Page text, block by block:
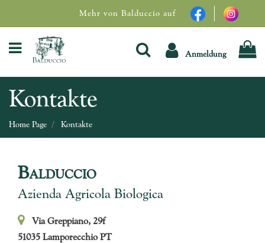
Mehr von Balduccio auf
Open menu Anmeldung
Kontakte
Home Page Kontakte
Balduccio
Azienda Agricola Biologica
Via Greppiano, 29f
51035 Lamporecchio PT